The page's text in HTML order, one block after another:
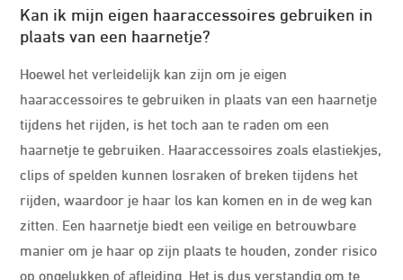
Kan ik mijn eigen haaraccessoires gebruiken in
plaats van een haarnetje?
Hoewel het verleidelijk kan zijn om je eigen
haaraccessoires te gebruiken in plaats van een haarnetje
tijdens het rijden, is het toch aan te raden om een
haarnetje te gebruiken. Haaraccessoires zoals elastiekjes,
clips of spelden kunnen losraken of breken tijdens het
rijden, waardoor je haar los kan komen en in de weg kan
zitten. Een haarnetje biedt een veilige en betrouwbare
manier om je haar op zijn plaats te houden, zonder risico
op ongelukken of afleiding. Het is dus verstandig om te